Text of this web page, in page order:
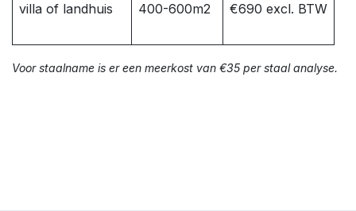
villa of landhuis 400-600m2 €690 excl. BTW
Voor staalname is er een meerkost van €35 per staal analyse.